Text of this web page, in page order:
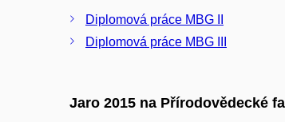
Diplomová práce MBG II
Diplomová práce MBG III
Jaro 2015 na Přírodovědecké